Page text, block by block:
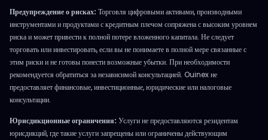
Предупреждение о рисках: Торговля цифровыми активами, производными
инструментами и продуктами с кредитным плечом сопряжена с высоким уровнем
риска и может привести к полной потере вложенного капитала. Не следует
торговать или инвестировать, если вы не понимаете в полной мере связанные с
этим риски и не готовы понести возможные убытки. При необходимости
рекомендуется обратиться за независимой консультацией. Ouinex не
предоставляет финансовые, инвестиционные, юридические или налоговые
консультации.
Юрисдикционные ограничения: Услуги не предоставляются резидентам
юрисдикций, где такие услуги запрещены или ограничены действующим